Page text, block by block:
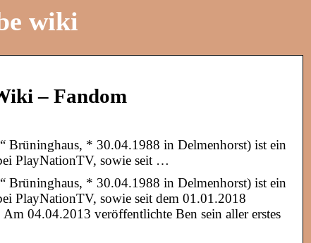
wiki
– Fandom
Brüninghaus, * 30.04.1988 in Delmenhorst) ist ein
PlayNationTV, sowie seit …
Brüninghaus, * 30.04.1988 in Delmenhorst) ist ein
PlayNationTV, sowie seit dem 01.01.2018
04.04.2013 veröffentlichte Ben sein aller erstes